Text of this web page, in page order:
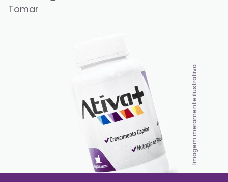
Tomar
Imagem meramente ilustrativa